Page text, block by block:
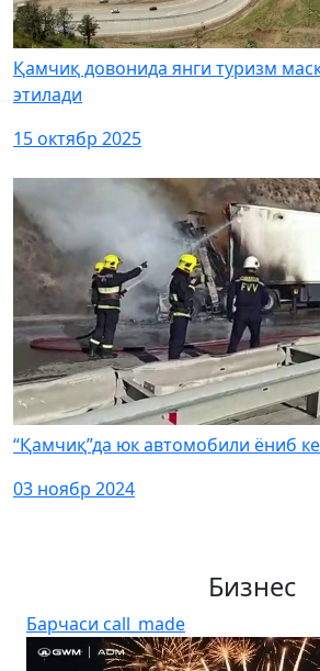
Қамчиқ довонида янги туризм
этилади
15 октябр 2025
“Қамчиқ”да юк автомобили ёниб
03 ноябр 2024
Бизнес
Барчаси call_made